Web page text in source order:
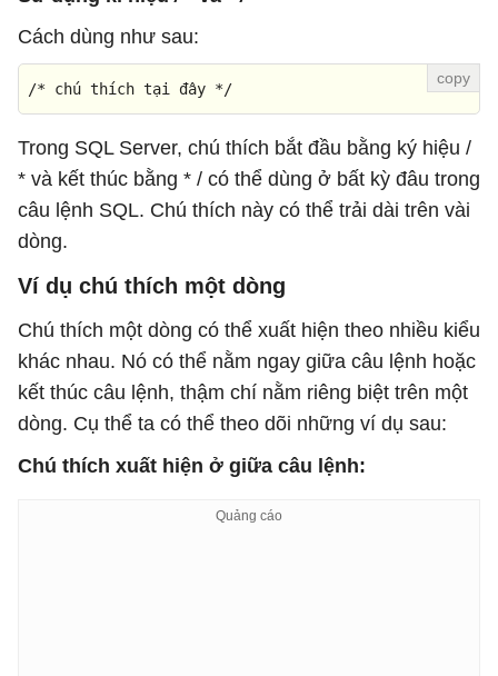
Cách dùng như sau:
/* chú thích tại đây */
Trong SQL Server, chú thích bắt đầu bằng ký hiệu /
* và kết thúc bằng * / có thể dùng ở bất kỳ đâu trong
câu lệnh SQL. Chú thích này có thể trải dài trên vài
dòng.
Ví dụ chú thích một dòng
Chú thích một dòng có thể xuất hiện theo nhiều kiểu
khác nhau. Nó có thể nằm ngay giữa câu lệnh hoặc
kết thúc câu lệnh, thậm chí nằm riêng biệt trên một
dòng. Cụ thể ta có thể theo dõi những ví dụ sau:
Chú thích xuất hiện ở giữa câu lệnh: